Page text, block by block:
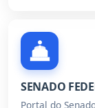
SENADO
Portal do